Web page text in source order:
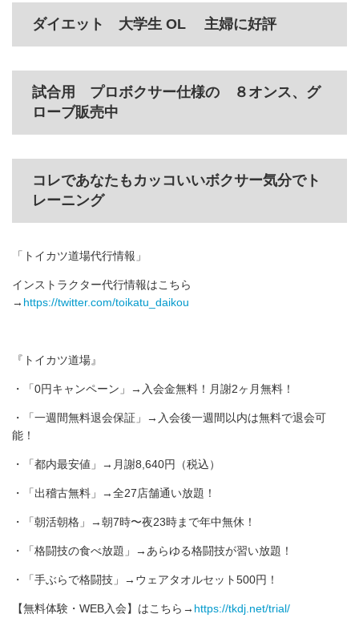
ダイエット 大学生 OL 主婦に好評
試合用 プロボクサー仕様の ８オンス、グ
ローブ販売中
コレであなたもカッコいいボクサー気分でト
レーニング
「トイカツ道場代行情報」
インストラクター代行情報はこちら
→ https://twitter.com/toikatu_daikou
『トイカツ道場』
・「0円キャンペーン」→入会金無料！月謝2ヶ月無料！
・「一週間無料退会保証」→入会後一週間以内は無料で退会可
能！
・「都内最安値」→月謝8,640円（税込）
・「出稽古無料」→全27店舗通い放題！
・「朝活朝格」→朝7時〜夜23時まで年中無休！
・「格闘技の食べ放題」→あらゆる格闘技が習い放題！
・「手ぶらで格闘技」→ウェアタオルセット500円！
【無料体験・WEB入会】はこちら→ https://tkdj.net/trial/